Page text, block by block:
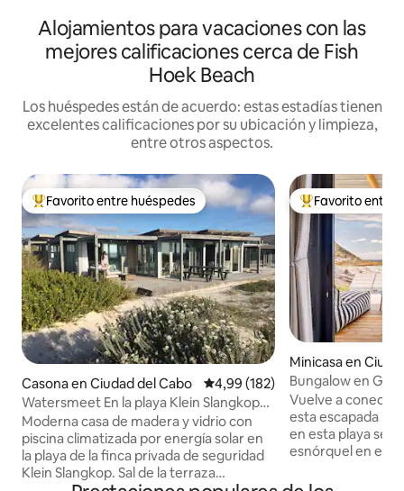
Alojamientos para vacaciones con las
mejores calificaciones cerca de Fish
Hoek Beach
Los huéspedes están de acuerdo: estas estadías tienen
excelentes calificaciones por su ubicación y limpieza,
entre otros aspectos.
Favorito entre los huéspedes más destacados
Favorito entre huéspedes
Casona en Ciudad del Cabo Calificación promedio: 4,99 de
4,99 (182)
Watersmeet En la playa Klein Slangkop
Kommetjie
Moderna casa de madera y vidrio con
piscina climatizada por energía solar en
la playa de la finca privada de seguridad
Klein Slangkop. Sal de la terraza
Favorito entre
Favorito entre
Minicasa en
Bungalow en
Vuelve a
esta escapada
en esta playa
esnórquel en el
Elsie, con su